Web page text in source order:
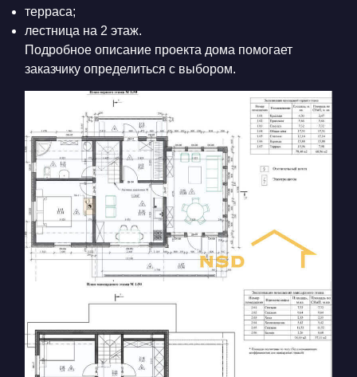
терраса;
лестница на 2 этаж.
Подробное описание проекта дома помогает
заказчику определиться с выбором.